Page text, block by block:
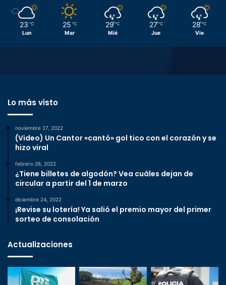
23 ℃
Lun
25 ℃
Mar
29 ℃
Mié
27 ℃
Jue
28 ℃
Vie
Lo más visto
noviembre 27, 2022
(Video) Un Cantor «cantó» gol tico con el corazón y se
hizo viral
febrero 26, 2022
¿Tiene billetes de algodón? Vea cuáles dejan de
circular a partir del 1 de marzo
diciembre 24, 2022
¡Revise su lotería! Ya salió el premio mayor del primer
sorteo de consolación
Actualizaciones